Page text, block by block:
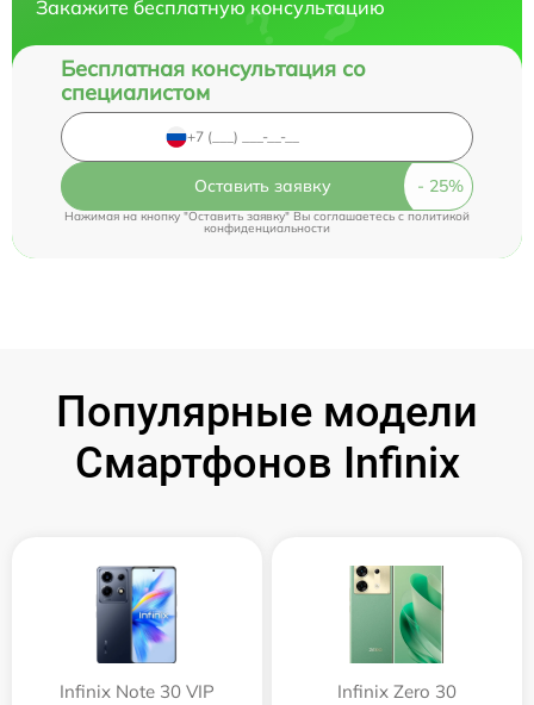
Закажите бесплатную консультацию
Бесплатная консультация со
специалистом
Оставить заявку
Нажимая на кнопку "Оставить заявку" Вы соглашаетесь cполитикой
конфиденциальности
Популярные модели
Смартфонов Infinix
Infinix Note 30 VIP Infinix Zero 30